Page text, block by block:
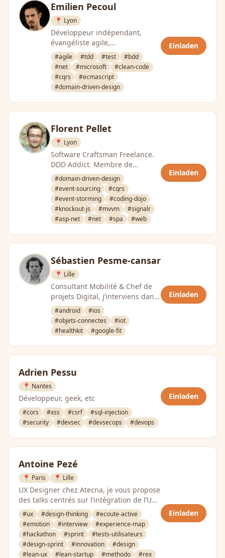
Emilien Pecoul
📍 Lyon
Développeur indépendant,
évangéliste agile,
développement Microsoft
#agile #tdd #test
#bdd
#net
#microsoft
#clean-code
#cqrs
#ecmascript
#domain-driven-design
Einladen
Florent Pellet
📍 Lyon
Software Craftsman Freelance.
DDD Addict. Membre de
DevLyon.
#domain-driven-design
#event-sourcing
#cqrs
#event-storming
#coding-dojo
#knockout-js
#mvvm
#signalr
#asp-net
#net #spa #web
Einladen
Sébastien Pesme-cansar
📍 Lille
Consultant Mobilité & Chef de
projets Digital, j’interviens dans
la conception et la réalisation …
#android
#ios
#objets-connectes
#iot
#healthkit
#google-fit
Einladen
Adrien Pessu
📍 Nantes
Développeur, geek, etc
#cors #xss #csrf
#sql-injection
#security
#devsec #devsecops #devops
Einladen
Antoine Pezé
📍 Paris 📍 Lille
UX Designer chez Atecna, je vous propose
des talks centrés sur l’intégration de l’UX
dans vos équipes. …
#ux #design-thinking
#ecoute-active
#emotion
#interview
#experience-map
#hackathon
#sprint
#tests-utilisateurs
#design-sprint
#innovation
#design
#lean-ux
#lean-startup #methodo #rex
Einladen